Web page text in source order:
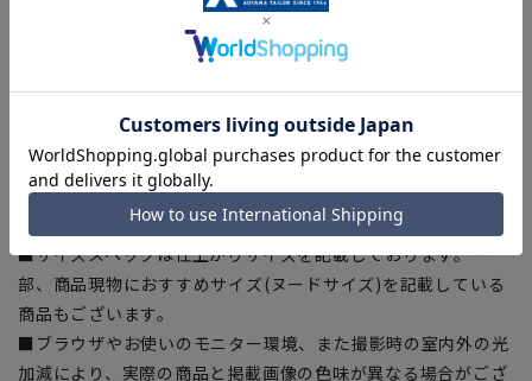
【商品に関するご注意】
■ゆとり感には個人差があります。サイズ表を確認の上、ご購
入の目安としてご利用ください。
■生地や仕様・デザインにより、着用感や実際のサイズ表に若
干の誤差が生じる場合がございます。予めご了承ください。
■サイズスペックは仕上がりサイズを記載しております。一
部、商品現物におすすめサイズ(ヌードサイズ)を記載している
商品もございます。
■ブラウザやお使いのモニター環境、また撮影時の室内外の光
加減により、実際の商品と掲載画像の色味が異なる場合がござ